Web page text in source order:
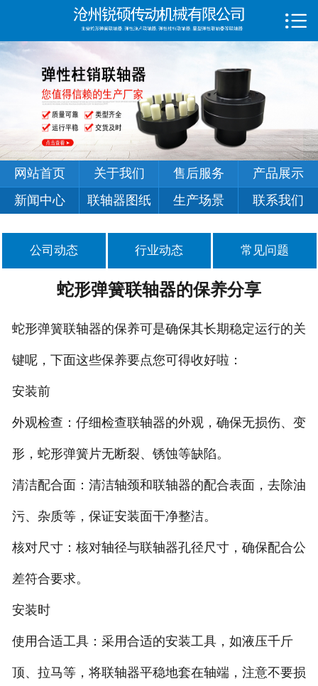
 首页
售后服务
产品展示
新闻中心
联轴器图纸
生产场景
联系我们

网站首页 关于我们 售后服务
产品展示
新闻中心
联轴器图纸 生产场景 联系我们
公司动态 行业动态 常见问题
蛇形弹簧联轴器的保养分享
蛇形弹簧联轴器的保养可是确保其长期稳定运行的关
键呢，下面这些保养要点您可得收好啦：
安装前
‌外观检查‌：仔细检查联轴器的外观，确保无损伤、变
形，蛇形弹簧片无断裂、锈蚀等缺陷。
‌清洁配合面‌：清洁轴颈和联轴器的配合表面，去除油
污、杂质等，保证安装面干净整洁。
‌核对尺寸‌：核对轴径与联轴器孔径尺寸，确保配合公
差符合要求。
安装时
‌使用合适工具‌：采用合适的安装工具，如液压千斤
顶、拉马等，将联轴器平稳地套在轴端，注意不要损